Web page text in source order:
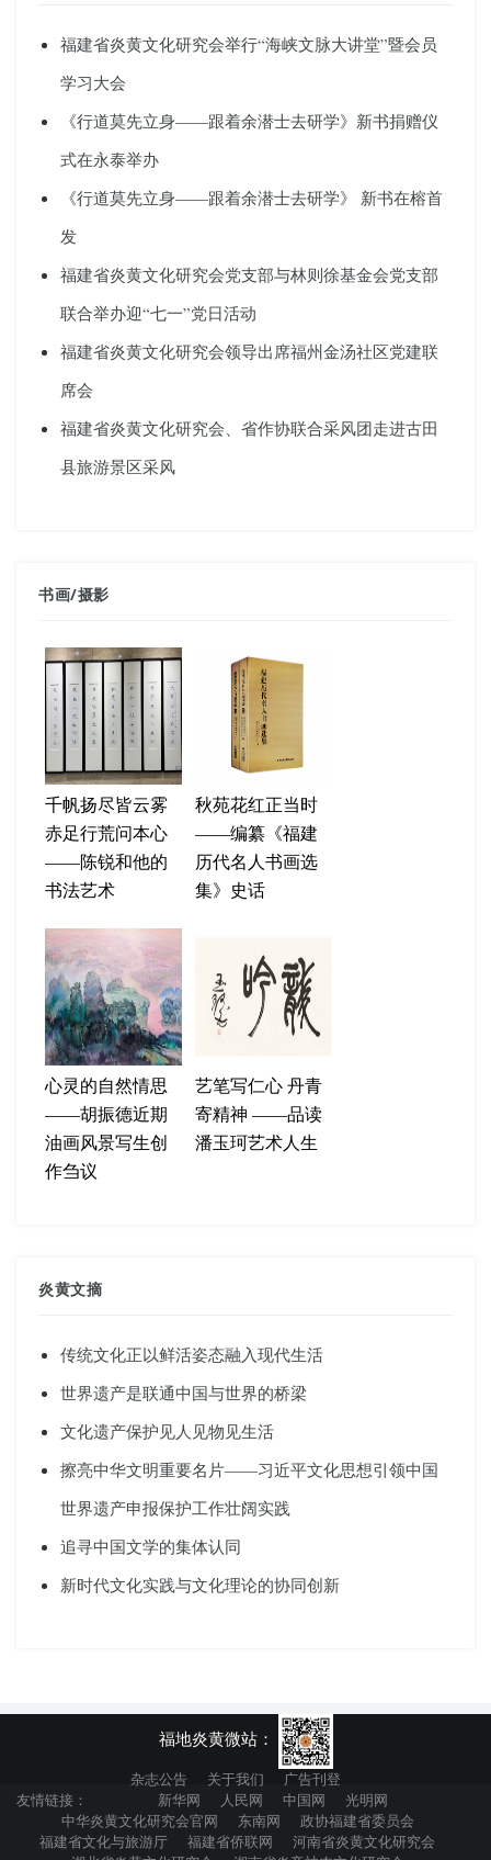
福建省炎黄文化研究会举行“海峡文脉大讲堂”暨会员
学习大会
《行道莫先立身——跟着余潜士去研学》新书捐赠仪
式在永泰举办
《行道莫先立身——跟着余潜士去研学》 新书在榕首
发
福建省炎黄文化研究会党支部与林则徐基金会党支部
联合举办迎“七一”党日活动
福建省炎黄文化研究会领导出席福州金汤社区党建联
席会
福建省炎黄文化研究会、省作协联合采风团走进古田
县旅游景区采风
书画/摄影
千帆扬尽皆云雾
赤足行荒问本心
——陈锐和他的
书法艺术
秋苑花红正当时
——编纂《福建
历代名人书画选
集》史话
心灵的自然情思
——胡振德近期
油画风景写生创
作刍议
艺笔写仁心 丹青
寄精神 ——品读
潘玉珂艺术人生
炎黄文摘
传统文化正以鲜活姿态融入现代生活
世界遗产是联通中国与世界的桥梁
文化遗产保护见人见物见生活
擦亮中华文明重要名片——习近平文化思想引领中国
世界遗产申报保护工作壮阔实践
追寻中国文学的集体认同
新时代文化实践与文化理论的协同创新
福地炎黄微站：
杂志公告 关于我们
广告刊登
友情链接：
新华网 人民网 中国网
光明网
中华炎黄文化研究会官网
东南网
政协福建省委员会
福建省文化与旅游厅
福建省侨联网
河南省炎黄文化研究会